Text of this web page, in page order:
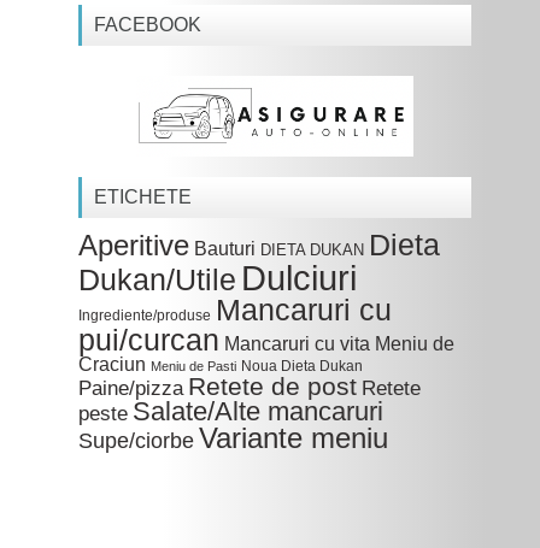
FACEBOOK
ETICHETE
Aperitive Bauturi DIETA DUKAN Dieta
Dukan/Utile Dulciuri
Ingrediente/produse Mancaruri cu
pui/curcan Mancaruri cu vita Meniu de
Craciun Meniu de Pasti Noua Dieta Dukan
Paine/pizza Retete de post Retete
peste Salate/Alte mancaruri
Supe/ciorbeVariante meniu